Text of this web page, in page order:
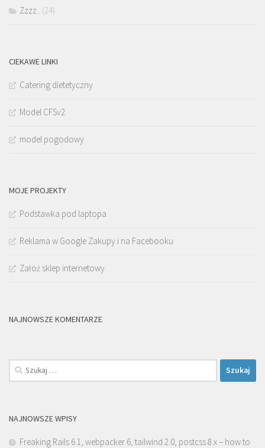
Zzzz.. (24)
CIEKAWE LINKI
Catering dietetyczny
Model CFSv2
model pogodowy
MOJE PROJEKTY
Podstawka pod laptopa
Reklama w Google Zakupy i na Facebooku
Założ sklep internetowy
NAJNOWSZE KOMENTARZE
Szukaj:
NAJNOWSZE WPISY
Freaking Rails 6.1, webpacker 6, tailwind 2.0, postcss 8.x – how to